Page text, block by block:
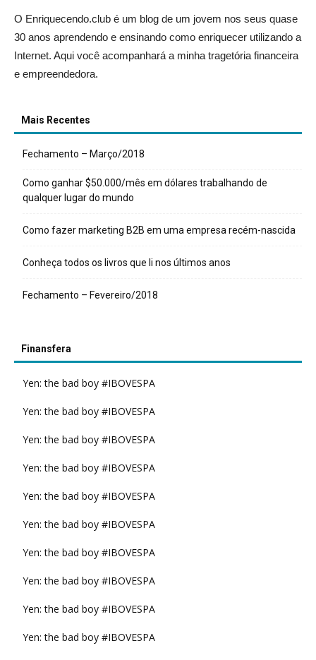
O Enriquecendo.club é um blog de um jovem nos seus quase
30 anos aprendendo e ensinando como enriquecer utilizando a
Internet. Aqui você acompanhará a minha tragetória financeira
e empreendedora.
Mais Recentes
Fechamento – Março/2018
Como ganhar $50.000/mês em dólares trabalhando de
qualquer lugar do mundo
Como fazer marketing B2B em uma empresa recém-nascida
Conheça todos os livros que li nos últimos anos
Fechamento – Fevereiro/2018
Finansfera
Yen: the bad boy #IBOVESPA
Yen: the bad boy #IBOVESPA
Yen: the bad boy #IBOVESPA
Yen: the bad boy #IBOVESPA
Yen: the bad boy #IBOVESPA
Yen: the bad boy #IBOVESPA
Yen: the bad boy #IBOVESPA
Yen: the bad boy #IBOVESPA
Yen: the bad boy #IBOVESPA
Yen: the bad boy #IBOVESPA